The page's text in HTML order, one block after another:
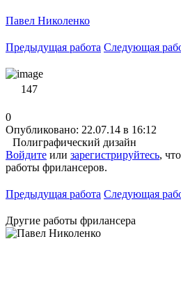
Павел Николенко
Предыдущая работа Следующая
147
0
Опубликовано: 22.07.14 в 16:12
Полиграфический дизайн
Войдите или зарегистрируйтесь,
работы фрилансеров.
Предыдущая работа Следующая
Другие работы фрилансера